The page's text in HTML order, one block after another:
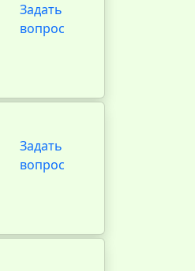
Задать
вопрос
Задать
вопрос